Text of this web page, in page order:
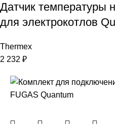
Датчик температуры
для электрокотлов
Thermex
2 232 ₽